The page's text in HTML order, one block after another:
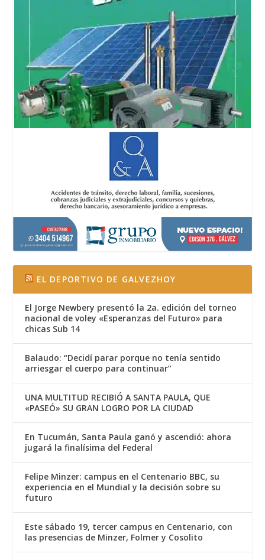
EL DEPORTIVO DE GALVEZHOY
El Jorge Newbery presentó la 2a. edición del torneo
nacional de voley «Esperanzas del Futuro» para
chicas Sub 14
Balaudo: “Decidí parar porque no tenía sentido
arriesgar el cuerpo para continuar”
UNA MULTITUD RECIBIÓ A SANTA PAULA, QUE
«PASEÓ» SU GRAN LOGRO POR LA CIUDAD
En Tucumán, Santa Paula ganó y ascendió: ahora
jugará la finalísima del Federal
Felipe Minzer: campus en el Centenario BBC, su
experiencia en el Mundial y la decisión sobre su
futuro
Este sábado 19, tercer campus en Centenario, con
las presencias de Minzer, Folmer y Cosolito